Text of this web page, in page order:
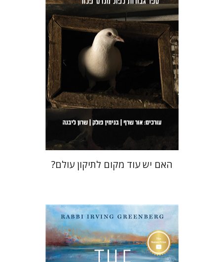
הנחת אתר ספר מודפס
$40
$36
האם יש עוד מקום לתיקון עולם?
Irving (Yitz) Greenberg